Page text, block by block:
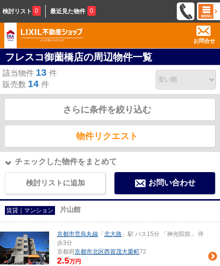
検討リスト 0 最近見た物件 0
お問合せ
フレスコ御薗橋店の周辺物件一覧
該当物件 13 件
販売数 14 件
さらに条件を絞り込む
物件リクエスト
チェックした物件をまとめて
検討リストに追加 お問い合わせ
賃貸｜マンション 片山館
京都市営烏丸線 「 北大路 」駅 バス15分 「神光院前」 停
歩3分
京都府京都市北区西賀茂大栗町72
2.5万円